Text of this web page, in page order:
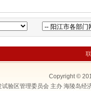
Copyright ©
试验区管理委员会 主办 海陵岛